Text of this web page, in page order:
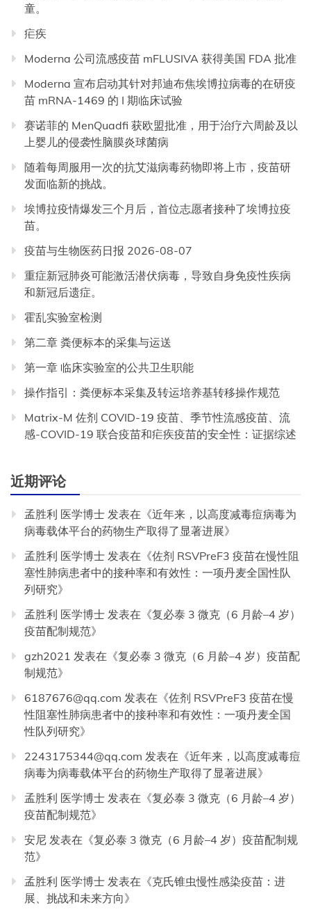
童。
疟疾
Moderna 公司流感疫苗 mFLUSIVA 获得美国 FDA 批准
Moderna 宣布启动其针对邦迪布焦埃博拉病毒的在研疫
苗 mRNA-1469 的 I 期临床试验
赛诺菲的 MenQuadfi 获欧盟批准，用于治疗六周龄及以
上婴儿的侵袭性脑膜炎球菌病
随着每周服用一次的抗艾滋病毒药物即将上市，疫苗研
发面临新的挑战。
埃博拉疫情爆发三个月后，首位志愿者接种了埃博拉疫
苗。
疫苗与生物医药日报 2026-08-07
重症新冠肺炎可能激活潜伏病毒，导致自身免疫性疾病
和新冠后遗症。
霍乱实验室检测
第二章 粪便标本的采集与运送
第一章 临床实验室的公共卫生职能
操作指引：粪便标本采集及转运培养基转移操作规范
Matrix-M 佐剂 COVID-19 疫苗、季节性流感疫苗、流
感-COVID-19 联合疫苗和疟疾疫苗的安全性：证据综述
近期评论
孟胜利 医学博士 发表在《近年来，以高度减毒痘病毒为
病毒载体平台的药物生产取得了显著进展》
孟胜利 医学博士 发表在《佐剂 RSVPreF3 疫苗在慢性阻
塞性肺病患者中的接种率和有效性：一项丹麦全国性队
列研究》
孟胜利 医学博士 发表在《复必泰 3 微克（6 月龄–4 岁）
疫苗配制规范》
gzh2021 发表在《复必泰 3 微克（6 月龄–4 岁）疫苗配
制规范》
6187676@qq.com 发表在《佐剂 RSVPreF3 疫苗在慢
性阻塞性肺病患者中的接种率和有效性：一项丹麦全国
性队列研究》
2243175344@qq.com 发表在《近年来，以高度减毒痘
病毒为病毒载体平台的药物生产取得了显著进展》
孟胜利 医学博士 发表在《复必泰 3 微克（6 月龄–4 岁）
疫苗配制规范》
安尼 发表在《复必泰 3 微克（6 月龄–4 岁）疫苗配制规
范》
孟胜利 医学博士 发表在《克氏锥虫慢性感染疫苗：进
展、挑战和未来方向》